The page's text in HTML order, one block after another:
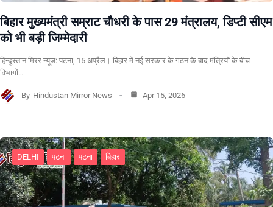
बिहार मुख्यमंत्री सम्राट चौधरी के पास 29 मंत्रालय, डिप्टी सीएम
को भी बड़ी जिम्मेदारी
हिन्दुस्तान मिरर न्यूज: पटना, 15 अप्रैल। बिहार में नई सरकार के गठन के बाद मंत्रियों के बीच
विभागों…
By Hindustan Mirror News Apr 15, 2026
DELHI पटना पटना बिहार